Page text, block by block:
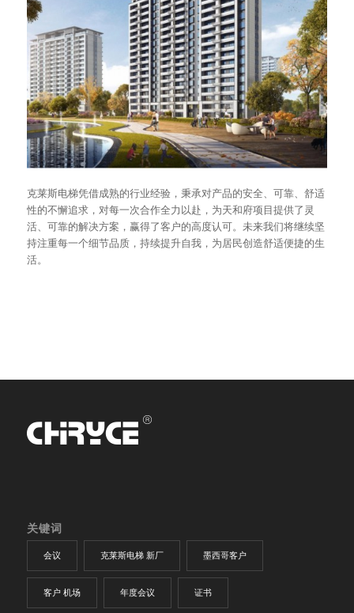
克莱斯电梯凭借成熟的行业经验，秉承对产品的安全、可靠、舒适
性的不懈追求，对每一次合作全力以赴，为天和府项目提供了灵
活、可靠的解决方案，赢得了客户的高度认可。未来我们将继续坚
持注重每一个细节品质，持续提升自我，为居民创造舒适便捷的生
活。
关键词
会议 克莱斯电梯 新厂 墨西哥客户
客户 机场 年度会议 证书